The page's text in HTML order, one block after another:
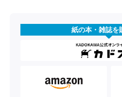
紙の本・雑誌を